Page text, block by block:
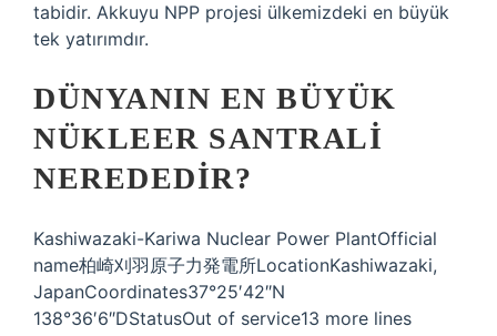
tabidir. Akkuyu NPP projesi ülkemizdeki en büyük
tek yatırımdır.
DÜNYANIN EN BÜYÜK
NÜKLEER SANTRALI
NEREDEDIR?
Kashiwazaki-Kariwa Nuclear Power PlantOfficial
name柏崎刈羽原子力発電所LocationKashiwazaki,
JapanCoordinates37°25′42″N
138°36′6″DStatusOut of service13 more lines